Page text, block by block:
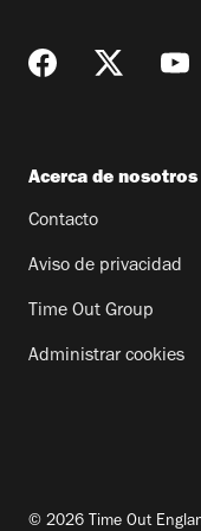
Acerca de nosotros
Contacto
Aviso de privacidad
Time Out Group
Administrar cookies
© 2026 Time Out